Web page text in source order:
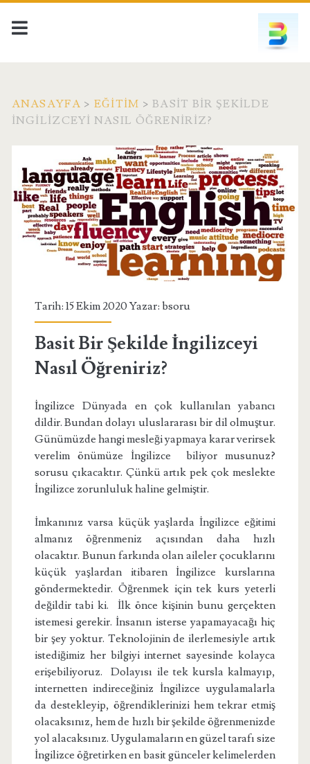
ANASAYFA > EĞITIM >BASIT BIR ŞEKILDE
İNGILIZCEYI NASIL ÖĞRENIRIZ?
Tarih: 15 Ekim 2020 Yazar: bsoru
Basit Bir Şekilde İngilizceyi
Nasıl Öğreniriz?
İngilizce Dünyada en çok kullanılan yabancı
dildir. Bundan dolayı uluslararası bir dil olmuştur.
Günümüzde hangi mesleği yapmaya karar verirsek
verelim önümüze İngilizce biliyor musunuz?
sorusu çıkacaktır. Çünkü artık pek çok meslekte
İngilizce zorunluluk haline gelmiştir.
İmkanınız varsa küçük yaşlarda İngilizce eğitimi
almanız öğrenmeniz açısından daha hızlı
olacaktır. Bunun farkında olan aileler çocuklarını
küçük yaşlardan itibaren İngilizce kurslarına
göndermektedir. Öğrenmek için tek kurs yeterli
değildir tabi ki. İlk önce kişinin bunu gerçekten
istemesi gerekir. İnsanın isterse yapamayacağı hiç
bir şey yoktur. Teknolojinin de ilerlemesiyle artık
istediğimiz her bilgiyi internet sayesinde kolayca
erişebiliyoruz. Dolayısı ile tek kursla kalmayıp,
internetten indireceğiniz İngilizce uygulamalarla
da destekleyip, öğrendiklerinizi hem tekrar etmiş
olacaksınız, hem de hızlı bir şekilde öğrenmenizde
yol alacaksınız. Uygulamaların en güzel tarafı size
İngilizce öğretirken en basit günceler kelimelerden